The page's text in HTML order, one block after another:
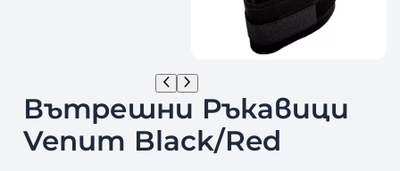
Вътрешни Ръкавици
Venum Black/Red